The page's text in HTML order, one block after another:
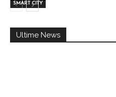
SMART CITY
Ultime News